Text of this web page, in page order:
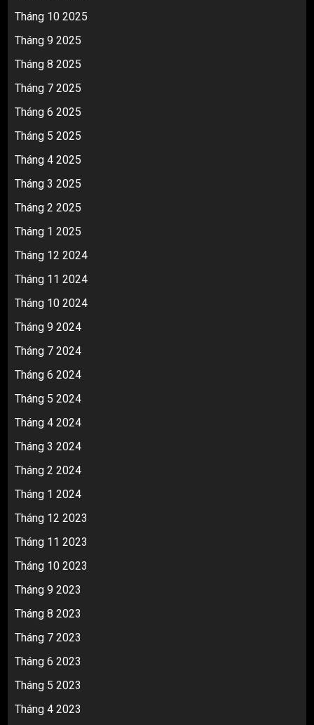
Tháng 10 2025
Tháng 9 2025
Tháng 8 2025
Tháng 7 2025
Tháng 6 2025
Tháng 5 2025
Tháng 4 2025
Tháng 3 2025
Tháng 2 2025
Tháng 1 2025
Tháng 12 2024
Tháng 11 2024
Tháng 10 2024
Tháng 9 2024
Tháng 7 2024
Tháng 6 2024
Tháng 5 2024
Tháng 4 2024
Tháng 3 2024
Tháng 2 2024
Tháng 1 2024
Tháng 12 2023
Tháng 11 2023
Tháng 10 2023
Tháng 9 2023
Tháng 8 2023
Tháng 7 2023
Tháng 6 2023
Tháng 5 2023
Tháng 4 2023